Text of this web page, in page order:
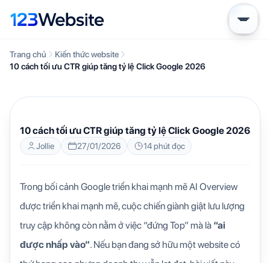
Trang chủ
Kiến thức website
10 cách tối ưu CTR giúp tăng tỷ lệ Click Google 2026
10 cách tối ưu CTR giúp tăng tỷ lệ Click Google 2026
Jollie 27/01/2026 14 phút đọc
Trong bối cảnh Google triển khai mạnh mẽ AI Overview
được triển khai mạnh mẽ, cuộc chiến giành giật lưu lượng
truy cập không còn nằm ở việc “đứng Top” mà là “ai
được nhấp vào”. Nếu bạn đang sở hữu một website có